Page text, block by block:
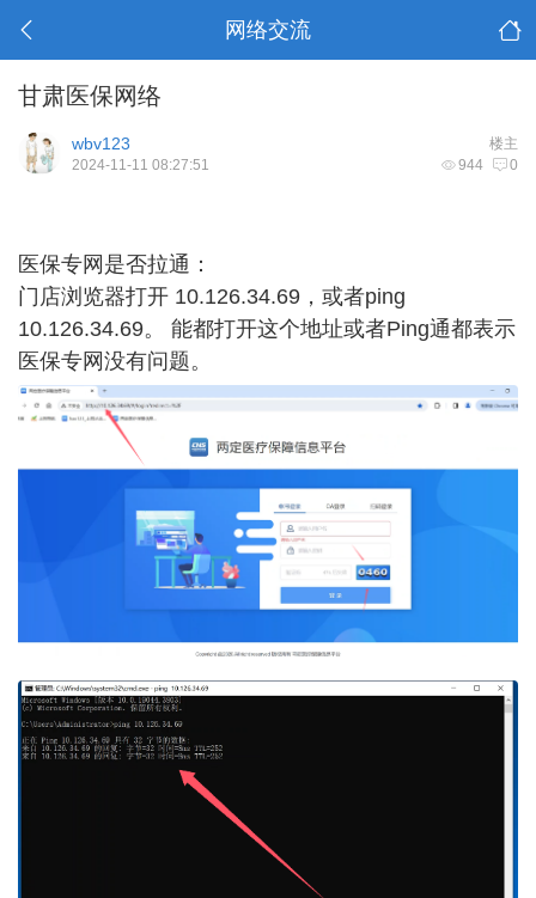
网络交流
甘肃医保网络
楼主
wbv123
944 0
2024-11-11 08:27:51
医保专网是否拉通：
门店浏览器打开 10.126.34.69，或者ping
10.126.34.69。 能都打开这个地址或者Ping通都表示
医保专网没有问题。